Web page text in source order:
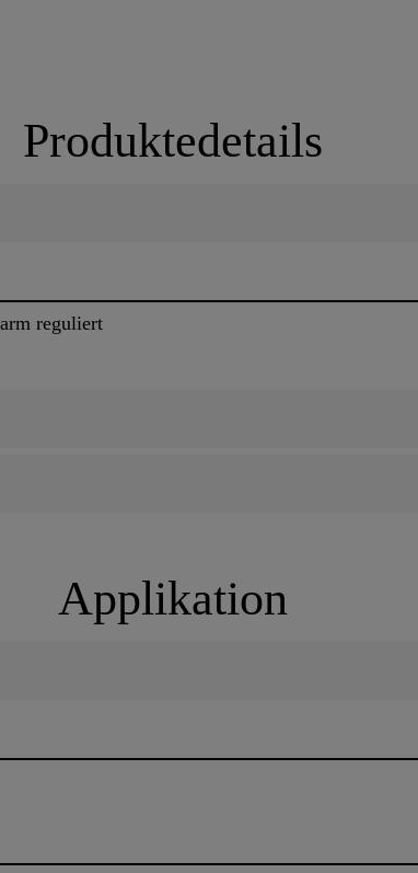
Produktedetails
reguliert
Applikation